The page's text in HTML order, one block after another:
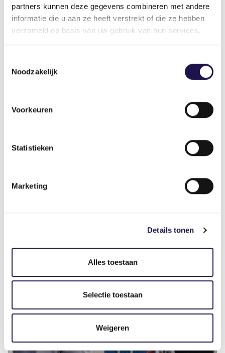
partners kunnen deze gegevens combineren met andere
informatie die u aan ze heeft verstrekt of die ze hebben
verzameld op basis van uw gebruik van hun services.
Noodzakelijk
Voorkeuren
Statistieken
Marketing
Details tonen
Alles toestaan
Selectie toestaan
Weigeren
Podcast Aan het werk: de kracht van
Hoe zorgen we ervoor dat meer mensen een
eerlijke kans krijgen op werk?